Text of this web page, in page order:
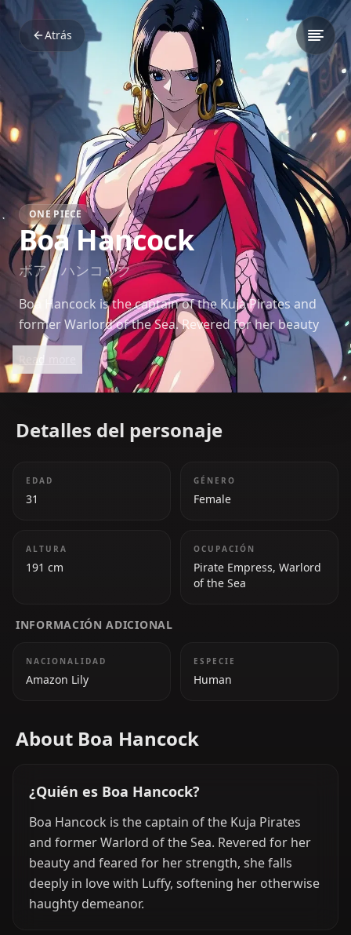
Atrás
ONE PIECE
Boa Hancock
ボア・ハンコック
Boa Hancock is the captain of the Kuja Pirates and
former Warlord of the Sea. Revered for her beauty
and feared for her strength, she falls deeply in love
with Luffy, softening her otherwise haughty
demeanor.
Read more
Detalles del personaje
EDAD
31
GÉNERO
Female
ALTURA
191 cm
OCUPACIÓN
Pirate Empress, Warlord
of the Sea
INFORMACIÓN ADICIONAL
NACIONALIDAD
Amazon Lily
ESPECIE
Human
About Boa Hancock
¿Quién es Boa Hancock?
Boa Hancock is the captain of the Kuja Pirates
and former Warlord of the Sea. Revered for her
beauty and feared for her strength, she falls
deeply in love with Luffy, softening her otherwise
haughty demeanor.